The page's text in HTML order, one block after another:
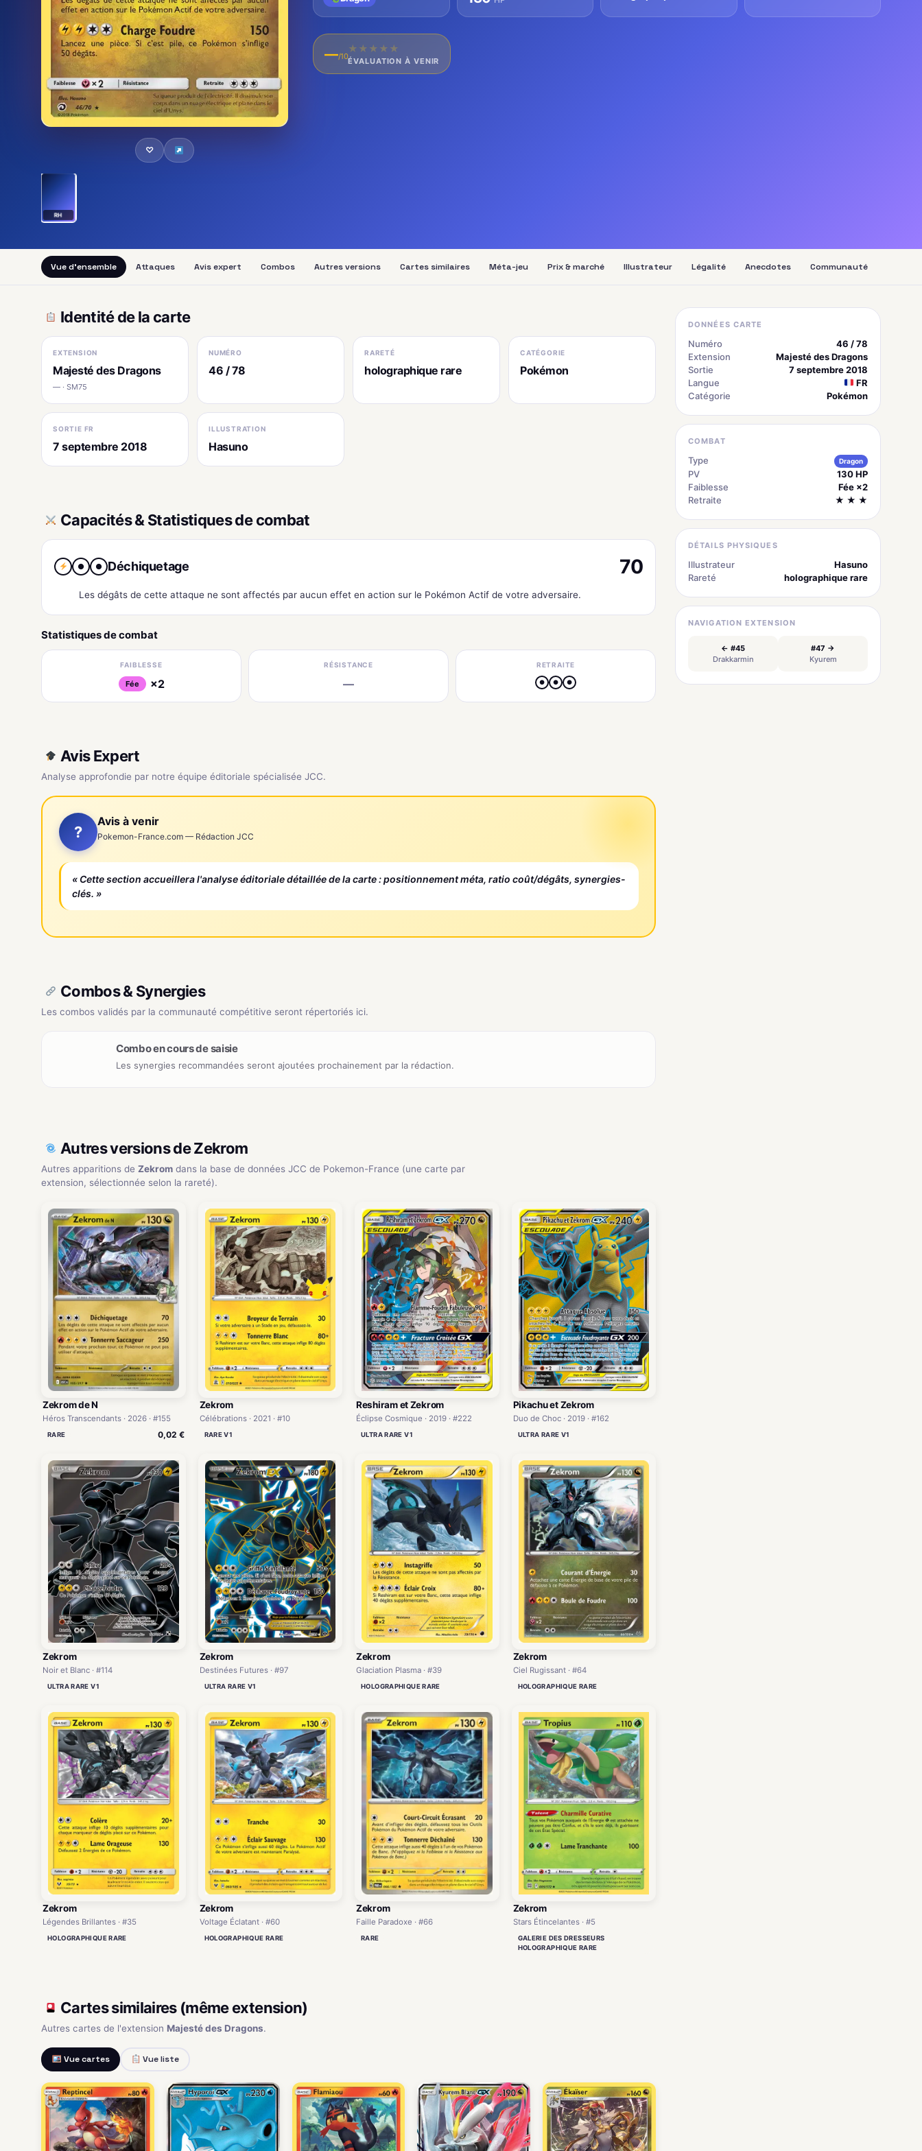
♡
RH
—/10
★ ★ ★ ★ ★
ÉVALUATION À VENIR
Vue d'ensemble Attaques Avis expert Combos Autres versions Cartes similaires Méta-jeu Prix & marché Illustrateur Légalité Anecdotes Communauté
Identité de la carte
EXTENSION
Majesté des Dragons
— · SM75
NUMÉRO
46 / 78
RARETÉ
holographique rare
CATÉGORIE
Pokémon
SORTIE FR
7 septembre 2018
ILLUSTRATION
Hasuno
Capacités & Statistiques de combat
● ● Déchiquetage 70
Les dégâts de cette attaque ne sont affectés par aucun effet en action sur le Pokémon Actif de votre adversaire.
Statistiques de combat
FAIBLESSE
Fée ×2
RÉSISTANCE
—
RETRAITE
● ● ●
Avis Expert
Analyse approfondie par notre équipe éditoriale spécialisée JCC.
?
Avis à venir
Pokemon-France.com — Rédaction JCC
« Cette section accueillera l'analyse éditoriale détaillée de la carte : positionnement méta, ratio coût/dégâts, synergies-
clés. »
Combos & Synergies
Les combos validés par la communauté compétitive seront répertoriés ici.
Combo en cours de saisie
Les synergies recommandées seront ajoutées prochainement par la rédaction.
Autres versions de Zekrom
Autres apparitions de Zekrom dans la base de données JCC de Pokemon-France (une carte par
extension, sélectionnée selon la rareté).
Zekrom de N
Héros Transcendants · 2026 · #155
RARE 0,02 €
Zekrom
Célébrations · 2021 · #10
RARE V1
Reshiram et Zekrom
Éclipse Cosmique · 2019 · #222
ULTRA RARE V1
Pikachu et Zekrom
Duo de Choc · 2019 · #162
ULTRA RARE V1
Zekrom
Noir et Blanc · #114
ULTRA RARE V1
Zekrom
Destinées Futures · #97
ULTRA RARE V1
Zekrom
Glaciation Plasma · #39
HOLOGRAPHIQUE RARE
Zekrom
Ciel Rugissant · #64
HOLOGRAPHIQUE RARE
Zekrom
Légendes Brillantes · #35
HOLOGRAPHIQUE RARE
Zekrom
Voltage Éclatant · #60
HOLOGRAPHIQUE RARE
Zekrom
Faille Paradoxe · #66
RARE
Zekrom
Stars Étincelantes · #5
GALERIE DES DRESSEURS
HOLOGRAPHIQUE RARE
Cartes similaires (même extension)
Autres cartes de l'extension Majesté des Dragons.
Vue cartes Vue liste
DONNÉES CARTE
Numéro
46 / 78
Extension
Majesté des Dragons
Sortie
7 septembre 2018
Langue
FR
Catégorie
Pokémon
COMBAT
Type Dragon
PV
130 HP
Faiblesse
Fée ×2
Retraite
★ ★ ★
DÉTAILS PHYSIQUES
Illustrateur
Hasuno
Rareté
holographique rare
NAVIGATION EXTENSION
← #45
Drakkarmin
#47 →
Kyurem